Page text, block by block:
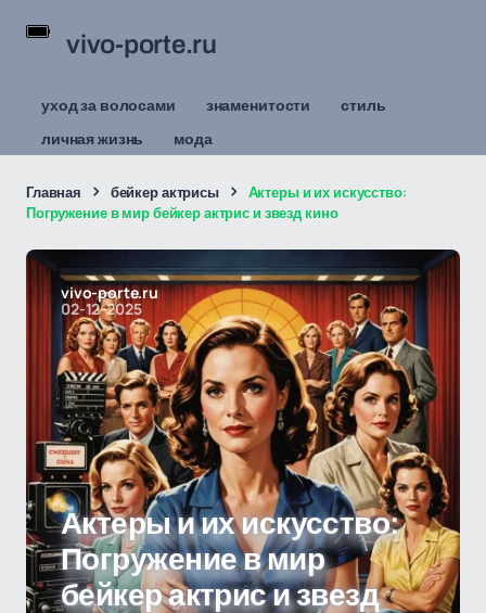
vivo-porte.ru
уход за волосами знаменитости
стиль
личная жизнь
мода
Главная бейкер актрисы
Актеры и их искусство:
Погружение в мир бейкер актрис и звезд кино
vivo-porte.ru
02-12-2025
Актеры и их искусство:
Погружение в мир
бейкер актрис и звезд